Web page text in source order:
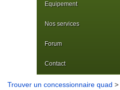
Equipement
Nos services
Forum
Contact
Trouver un concessionnaire quad >